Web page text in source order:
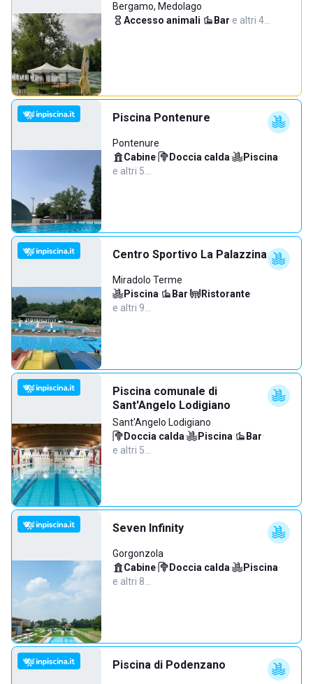
Bergamo, Medolago
Accesso animali· Bar·e altri 4…
Piscina Pontenure
Pontenure
Cabine· Doccia calda· Piscina·
e altri 5…
Centro Sportivo La Palazzina
Miradolo Terme
Piscina· Bar· Ristorante·
e altri 9…
Piscina comunale di
Sant'Angelo Lodigiano
Sant'Angelo Lodigiano
Doccia calda· Piscina· Bar·
e altri 5…
Seven Infinity
Gorgonzola
Cabine· Doccia calda· Piscina·
e altri 8…
Piscina di Podenzano